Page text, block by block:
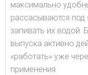
максимально
рассасываются
запивать их водой.
выпуска активно
«работать» уже
применения.